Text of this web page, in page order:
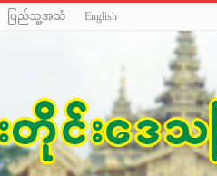
ပြည်သူ့အသံ English